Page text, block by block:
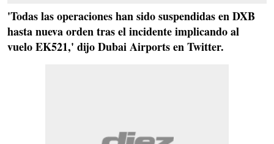
'Todas las operaciones han sido suspendidas en DXB
hasta nueva orden tras el incidente implicando al
vuelo EK521,' dijo Dubai Airports en Twitter.